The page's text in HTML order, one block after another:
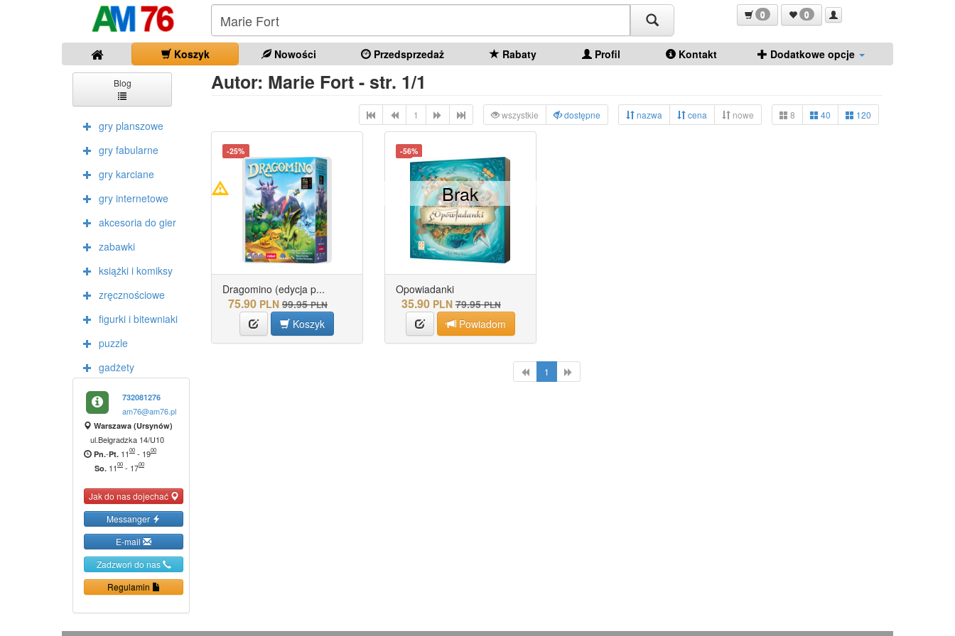
0 0
Koszyk Nowości Przedsprzedaż Rabaty Profil Kontakt Dodatkowe opcje
Blog
gry planszowe
gry fabularne
gry karciane
gry internetowe
akcesoria do gier
zabawki
książki i komiksy
zręcznościowe
figurki i bitewniaki
puzzle
gadżety
732081276
am76@am76.pl
Warszawa (Ursynów)
ul.Belgradzka 14/U10
Pn.-Pt. 1100 - 1900
So. 1100 - 1700
Jak do nas dojechać
Messanger
E-mail
Zadzwoń do nas
Regulamin
Autor: Marie Fort - str. 1/1
1 wszystkie dostępne nazwa cena nowe 8 40 120
-25%
Dragomino (edycja p...
75.90 PLN 99.95 PLN
Koszyk
-56%
Opowiadanki
35.90 PLN 79.95 PLN
Powiadom
Brak
1